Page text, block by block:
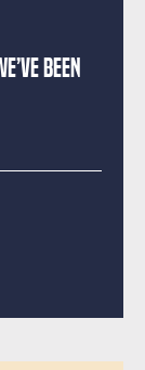
BEEN